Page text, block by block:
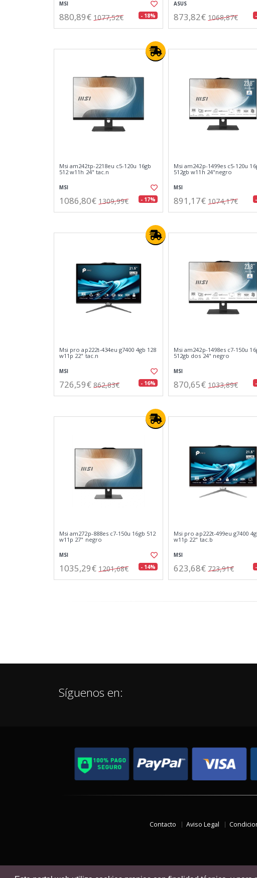
MSI
880,89€ 1077,52€ - 18%
ASUS
873,82€ 1068,87€
Msi am242tp-2218eu c5-120u 16gb
512 w11h 24" tac.n
MSI
1086,80€ 1309,99€ - 17%
Msi am242p-1499es c5-120u
512gb w11h 24"negro
MSI
891,17€ 1074,17€
Msi pro ap222t-434eu g7400 4gb 128
w11p 22" tac.n
MSI
726,59€ 862,83€ - 16%
Msi am242p-1498es c7-150u
512gb dos 24" negro
MSI
870,65€ 1033,89€
Msi am272p-888es c7-150u 16gb 512
w11p 27" negro
MSI
1035,29€ 1201,68€ - 14%
Msi pro ap222t-499eu g7400
w11p 22" tac.b
MSI
623,68€ 723,91€
Síguenos en:
Contacto Aviso Legal